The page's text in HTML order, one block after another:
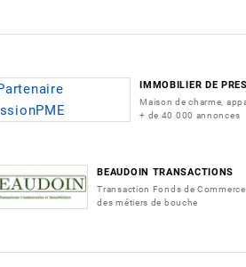
IMMOBILIER DE
Maison de charme,
+ de 40 000 annonces
BEAUDOIN TRANSACTIONS
Transaction Fonds de
des métiers de bouche